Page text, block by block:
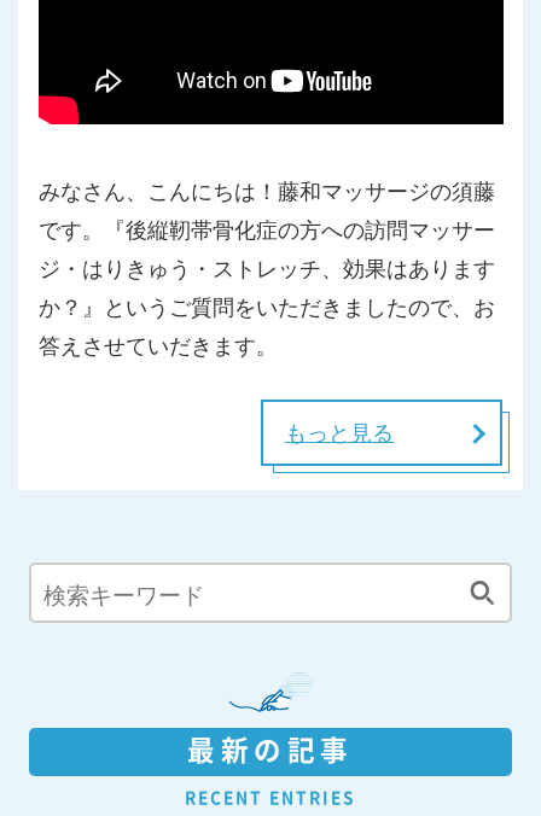
みなさん、こんにちは！藤和マッサージの須藤
です。『後縦靭帯骨化症の方への訪問マッサー
ジ・はりきゅう・ストレッチ、効果はあります
か？』というご質問をいただきましたので、お
答えさせていだきます。
もっと見る
最新の記事
RECENT ENTRIES